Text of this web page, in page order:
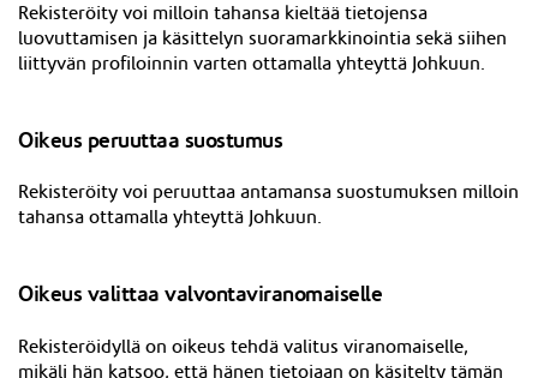
Rekisteröity voi milloin tahansa kieltää tietojensa
luovuttamisen ja käsittelyn suoramarkkinointia sekä siihen
liittyvän profiloinnin varten ottamalla yhteyttä Johkuun.
Oikeus peruuttaa suostumus
Rekisteröity voi peruuttaa antamansa suostumuksen milloin
tahansa ottamalla yhteyttä Johkuun.
Oikeus valittaa valvontaviranomaiselle
Rekisteröidyllä on oikeus tehdä valitus viranomaiselle,
mikäli hän katsoo, että hänen tietojaan on käsitelty tämän